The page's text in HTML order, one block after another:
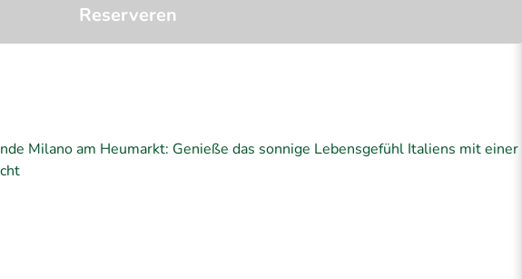
Reserveren
Milano am Heumarkt: Genieße das sonnige Lebensgefühl Italiens mit einer